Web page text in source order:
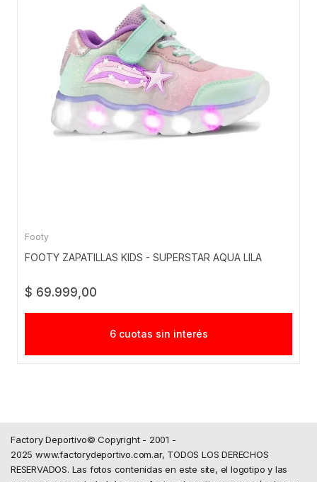
Footy
FOOTY ZAPATILLAS KIDS - SUPERSTAR AQUA LILA
$ 69.999,00
6 cuotas sin interés
Factory Deportivo© Copyright - 2001 -
2025 www.factorydeportivo.com.ar, TODOS LOS DERECHOS
RESERVADOS. Las fotos contenidas en este site, el logotipo y las